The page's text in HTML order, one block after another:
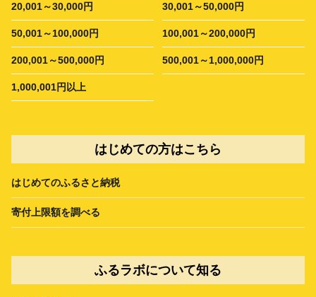
20,001～30,000円 30,001～50,000円
50,001～100,000円 100,001～200,000円
200,001～500,000円 500,001～1,000,000円
1,000,001円以上
はじめての方はこちら
はじめてのふるさと納税
寄付上限額を調べる
ふるラボについて知る